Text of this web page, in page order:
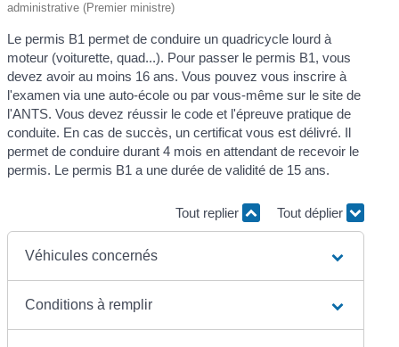
administrative (Premier ministre)
Le permis B1 permet de conduire un quadricycle lourd à
moteur (voiturette, quad...). Pour passer le permis B1, vous
devez avoir au moins 16 ans. Vous pouvez vous inscrire à
l'examen via une auto-école ou par vous-même sur le site de
l'ANTS. Vous devez réussir le code et l'épreuve pratique de
conduite. En cas de succès, un certificat vous est délivré. Il
permet de conduire durant 4 mois en attendant de recevoir le
permis. Le permis B1 a une durée de validité de 15 ans.
Tout replier Tout déplier
Véhicules concernés
Conditions à remplir